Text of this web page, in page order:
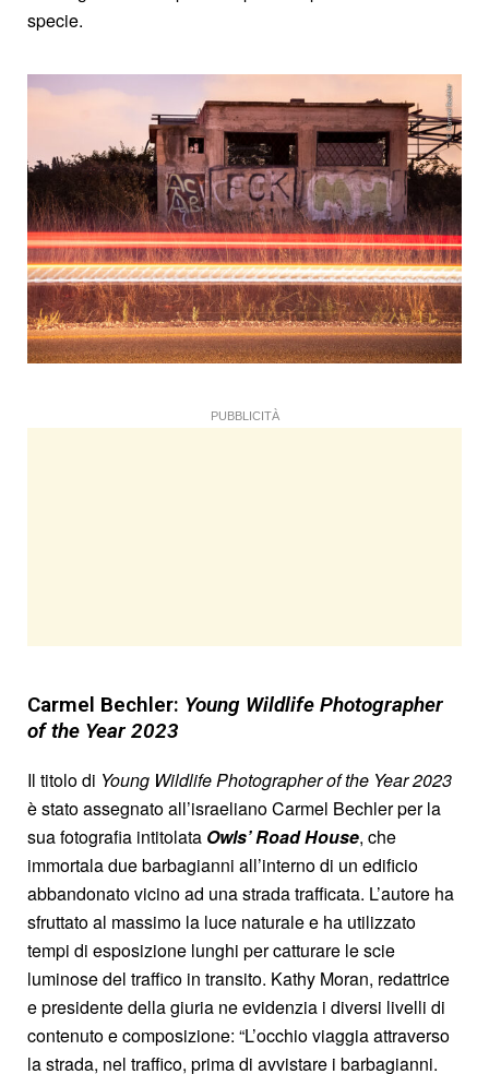
specie.
PUBBLICITÀ
Carmel Bechler: Young Wildlife Photographer
of the Year 2023
Il titolo di Young Wildlife Photographer of the Year 2023
è stato assegnato all’israeliano Carmel Bechler per la
sua fotografia intitolata Owls’ Road House, che
immortala due barbagianni all’interno di un edificio
abbandonato vicino ad una strada trafficata. L’autore ha
sfruttato al massimo la luce naturale e ha utilizzato
tempi di esposizione lunghi per catturare le scie
luminose del traffico in transito. Kathy Moran, redattrice
e presidente della giuria ne evidenzia i diversi livelli di
contenuto e composizione: “L’occhio viaggia attraverso
la strada, nel traffico, prima di avvistare i barbagianni.